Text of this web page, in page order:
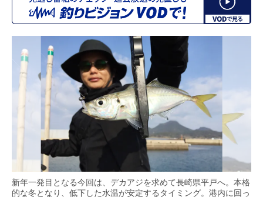
新年一発目となる今回は、デカアジを求めて長崎県平戸へ。本格
的な冬となり、低下した水温が安定するタイミング。港内に回っ